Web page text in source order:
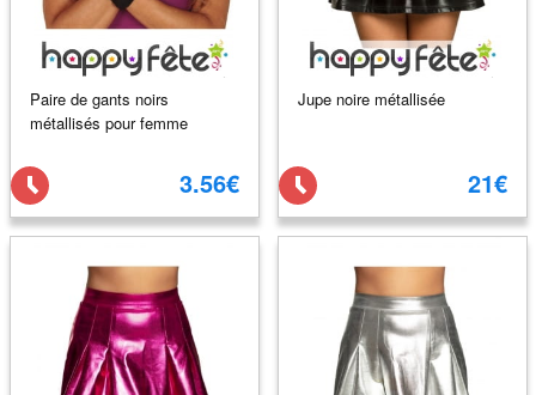
Paire de gants noirs
métallisés pour femme
3.56€
Jupe noire métallisée
21€